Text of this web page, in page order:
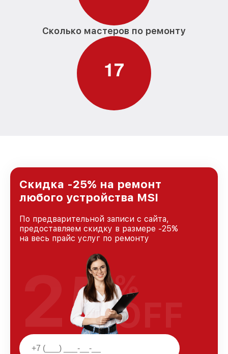
Сколько мастеров по ремонту
17
Скидка -25% на ремонт
любого устройства MSI
По предварительной записи с сайта,
предоставляем скидку в размере -25%
на весь прайс услуг по ремонту
25%
OFF